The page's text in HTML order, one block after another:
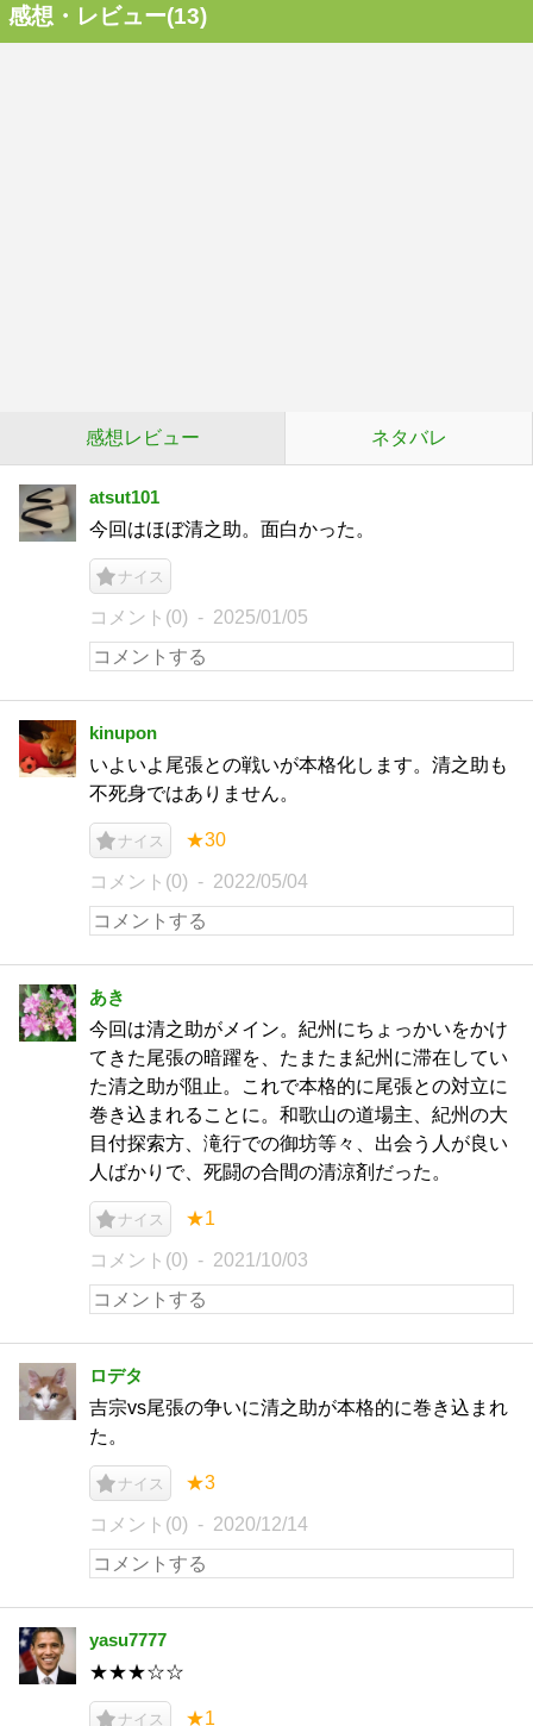
感想・レビュー(13)
感想レビュー ネタバレ
atsut101
今回はほぼ清之助。面白かった。
ナイス
コメント(0) 2025/01/05
kinupon
いよいよ尾張との戦いが本格化します。清之助も
不死身ではありません。
ナイス ★30
コメント(0) 2022/05/04
あき
今回は清之助がメイン。紀州にちょっかいをかけ
てきた尾張の暗躍を、たまたま紀州に滞在してい
た清之助が阻止。これで本格的に尾張との対立に
巻き込まれることに。和歌山の道場主、紀州の大
目付探索方、滝行での御坊等々、出会う人が良い
人ばかりで、死闘の合間の清涼剤だった。
ナイス ★1
コメント(0) 2021/10/03
ロデタ
吉宗vs尾張の争いに清之助が本格的に巻き込まれ
た。
ナイス ★3
コメント(0) 2020/12/14
yasu7777
★★★☆☆
ナイス ★1